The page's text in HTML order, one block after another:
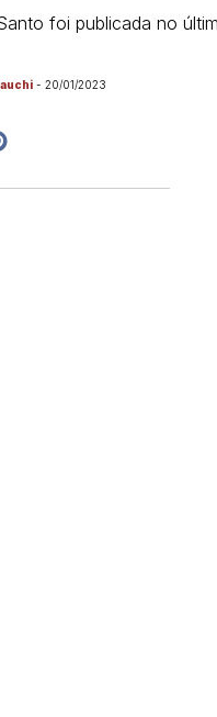
foi publicada no
- 20/01/2023